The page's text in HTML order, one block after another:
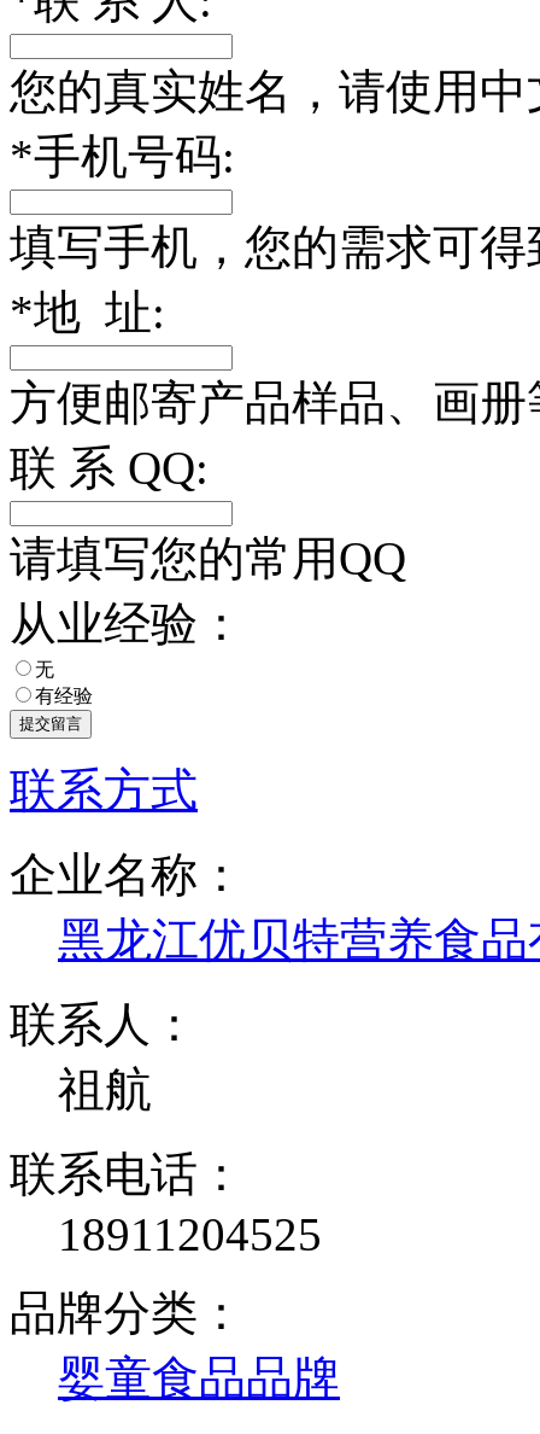
您的真实姓名，请使用中
*手机号码:
填写手机，您的需求可
*地 址:
方便邮寄产品样品、画
联 系 QQ:
请填写您的常用QQ
从业经验：
无
有经验
联系方式
企业名称：
黑龙江优贝特营养食
联系人：
祖航
联系电话：
18911204525
品牌分类：
婴童食品品牌